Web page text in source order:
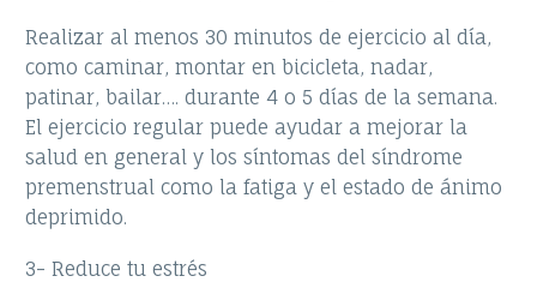
Realizar al menos 30 minutos de ejercicio al día,
como caminar, montar en bicicleta, nadar,
patinar, bailar…. durante 4 o 5 días de la semana.
El ejercicio regular puede ayudar a mejorar la
salud en general y los síntomas del síndrome
premenstrual como la fatiga y el estado de ánimo
deprimido.
3- Reduce tu estrés